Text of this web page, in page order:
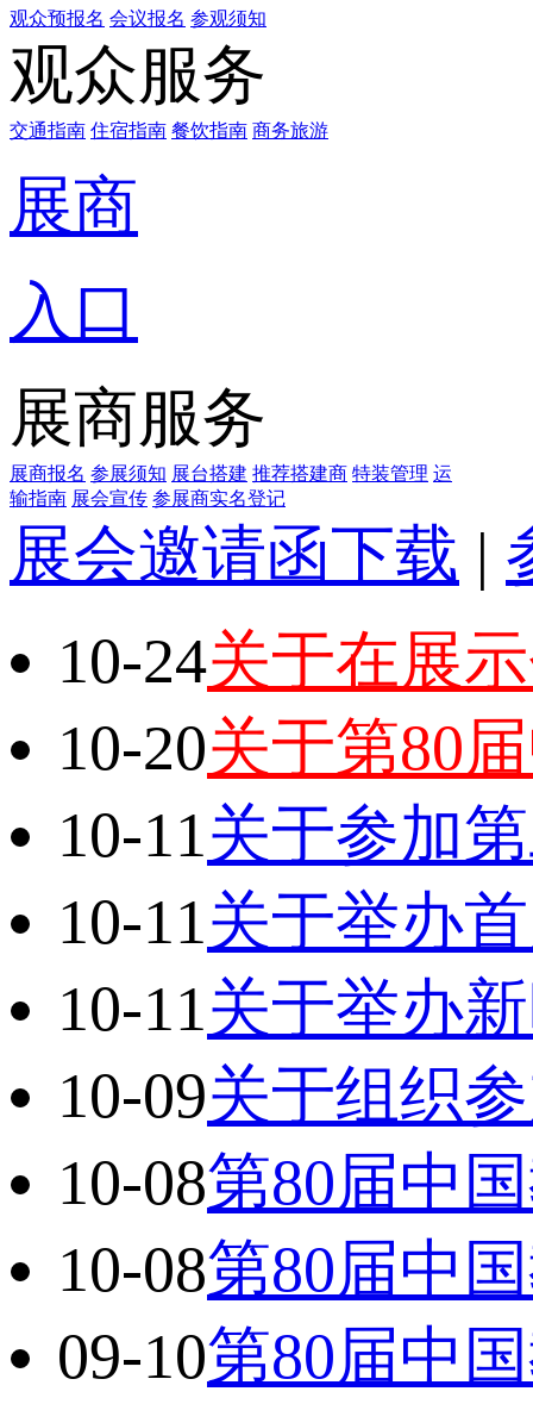
观众预报名 会议报名 参观须知
观众服务
交通指南 住宿指南 餐饮指南 商务旅游
展商
入口
展商服务
展商报名 参展须知 展台搭建 推荐搭建商 特装管理 运
输指南 展会宣传 参展商实名登记
展会邀请函下载 |
10-24关于在展
10-20关于第80
10-11关于参加
10-11关于举办
10-11关于举办
10-09关于组织
10-08第80届中
10-08第80届中
09-10第80届中